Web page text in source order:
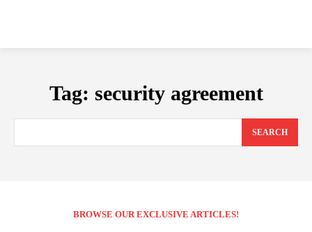
Tag: security agreement
SEARCH
BROWSE OUR EXCLUSIVE ARTICLES!